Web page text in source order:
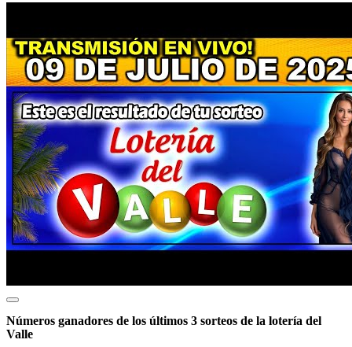
Números ganadores de los últimos 3 sorteos de la lotería del
Valle